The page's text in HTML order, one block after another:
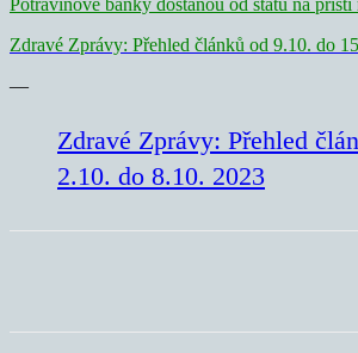
Zdravé Zprávy: Přehled článků od 9.10. do
—
Zdravé Zprávy: Přehled
2.10. do 8.10. 2023